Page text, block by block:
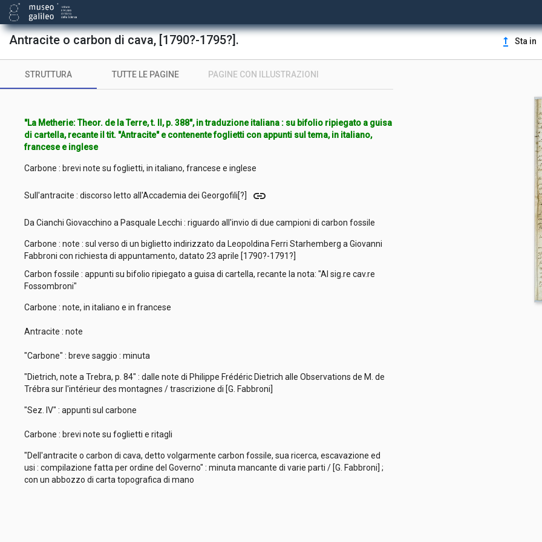
Antracite o carbon di cava, [1790?-1795?]. upgrade Sta in
STRUTTURA TUTTE LE PAGINE PAGINE CON ILLUSTRAZIONI
"La Metherie: Theor. de la Terre, t. II, p. 388", in traduzione italiana : su bifolio ripiegato a guisa
di cartella, recante il tit. "Antracite" e contenente foglietti con appunti sul tema, in italiano,
francese e inglese
Carbone : brevi note su foglietti, in italiano, francese e inglese
Sull'antracite : discorso letto all'Accademia dei Georgofili[?] link
Da Cianchi Giovacchino a Pasquale Lecchi : riguardo all'invio di due campioni di carbon fossile
Carbone : note : sul verso di un biglietto indirizzato da Leopoldina Ferri Starhemberg a Giovanni
Fabbroni con richiesta di appuntamento, datato 23 aprile [1790?-1791?]
Carbon fossile : appunti su bifolio ripiegato a guisa di cartella, recante la nota: "Al sig.re cav.re
Fossombroni"
Carbone : note, in italiano e in francese
Antracite : note
"Carbone" : breve saggio : minuta
"Dietrich, note a Trebra, p. 84" : dalle note di Philippe Frédéric Dietrich alle Observations de M. de
Trébra sur l'intérieur des montagnes / trascrizione di [G. Fabbroni]
"Sez. IV" : appunti sul carbone
Carbone : brevi note su foglietti e ritagli
"Dell'antracite o carbon di cava, detto volgarmente carbon fossile, sua ricerca, escavazione ed
usi : compilazione fatta per ordine del Governo" : minuta mancante di varie parti / [G. Fabbroni] ;
con un abbozzo di carta topografica di mano